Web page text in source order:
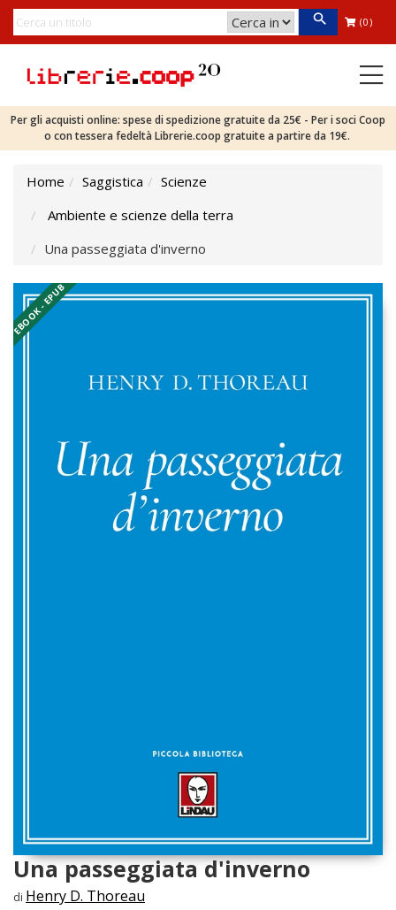
(0)
Per gli acquisti online: spese di spedizione gratuite da 25€ - Per i soci Coop
o con tessera fedeltà Librerie.coop gratuite a partire da 19€.
Home Saggistica
Scienze
Ambiente e scienze della terra
Una passeggiata d'inverno
EBOOK - EPUB
Una passeggiata d'inverno
di Henry D. Thoreau